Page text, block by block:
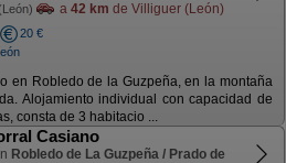
(León) a 42 km de Villiguer (León)
20 €
en Robledo de la Guzpeña, en la montaña
Alojamiento individual con capacidad de
consta de 3 habitacio ...
Casiano
Robledo de La Guzpeña / Prado de